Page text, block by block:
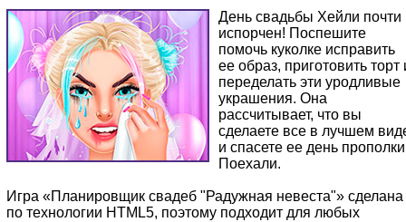
День свадьбы Хейли почти
испорчен! Поспешите
помочь куколке исправить
ее образ, приготовить торт
переделать эти уродливые
украшения. Она
рассчитывает, что вы
сделаете все в лучшем
и спасете ее день
Поехали.
Игра «Планировщик свадеб "Радужная невеста"» сделана
по технологии HTML5, поэтому подходит для любых